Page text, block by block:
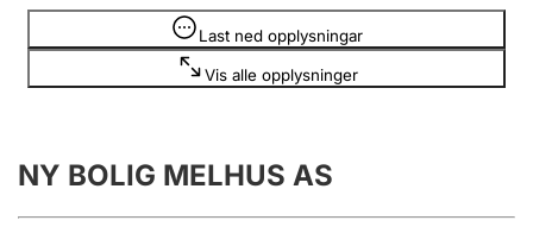
Registrere, endre, slette
Årsrekneskap
Innsending og forseinkingsgebyr
Last ned opplysningar
Vis alle opplysninger
Opplysninger er skjult
NY BOLIG MELHUS AS